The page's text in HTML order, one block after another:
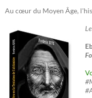
Au cœur du Moyen Âge,